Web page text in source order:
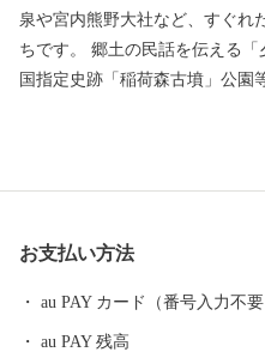
泉や宮内熊野大社など、すぐれ
ちです。 郷土の民話を伝える
国指定史跡「稲荷森古墳」公園
の健康増進を図る「中央花公園
お支払い方法
au PAY カード（番号入力不要
au PAY 残高